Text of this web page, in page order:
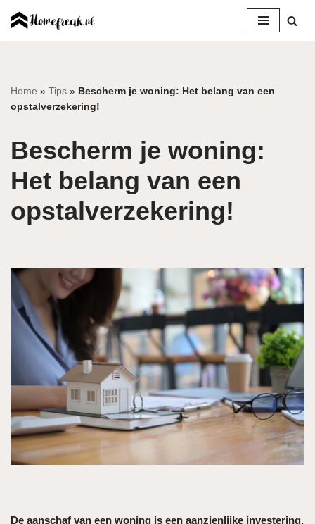
inhoud
Home » Tips » Bescherm je woning: Het belang van een
opstalverzekering!
Bescherm je woning:
Het belang van een
opstalverzekering!
De aanschaf van een woning is een aanzienlijke investering.